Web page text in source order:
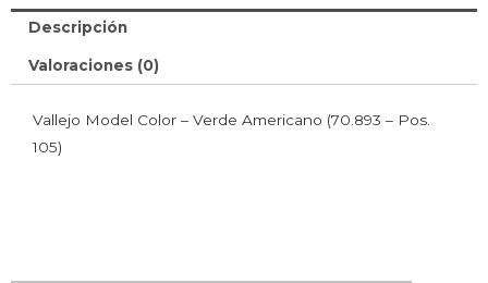
Descripción
Valoraciones (0)
Vallejo Model Color – Verde Americano (70.893 – Pos.
105)